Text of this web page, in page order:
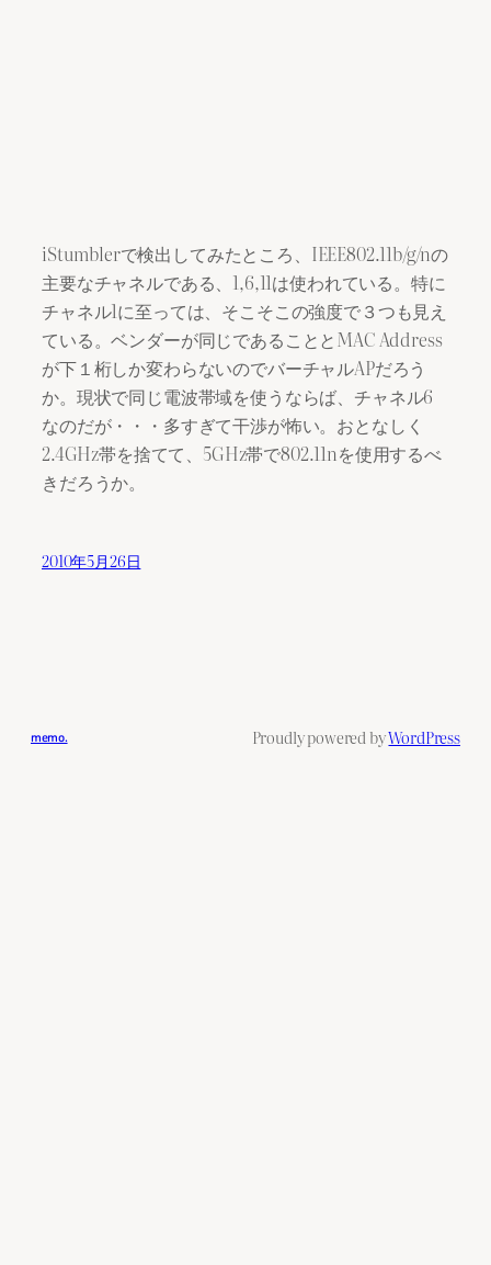
iStumblerで検出してみたところ、IEEE802.11b/g/nの
主要なチャネルである、1,6,11は使われている。特に
チャネル1に至っては、そこそこの強度で３つも見え
ている。ベンダーが同じであることとMAC Address
が下１桁しか変わらないのでバーチャルAPだろう
か。現状で同じ電波帯域を使うならば、チャネル6
なのだが・・・多すぎて干渉が怖い。おとなしく
2.4GHz帯を捨てて、5GHz帯で802.11nを使用するべ
きだろうか。
2010年5月26日
memo. Proudly powered byWordPress